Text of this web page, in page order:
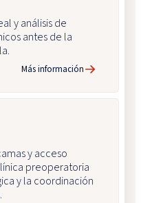
y análisis de
antes de la
Más información
y acceso
preoperatoria
y la coordinación